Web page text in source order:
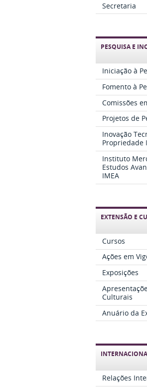
Secretaria
PESQUISA E
Iniciação à
Fomento à
Comissões
Projetos de
Inovação
Propriedade
Instituto
Estudos
IMEA
EXTENSÃO E
Cursos
Ações em
Exposições
Culturais
Anuário da
Relações